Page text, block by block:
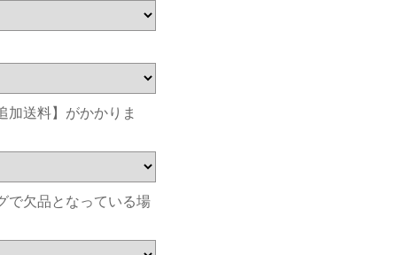
加送料】がかかりま
で欠品となっている場